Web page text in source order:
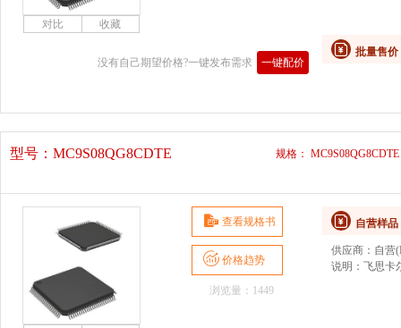
没有自己期望价格?一键发布需求 一键配价
批量售价
型号： MC9S08QG8CDTE 规格： MC9S08QG8CDTE
查看规格书
价格趋势
浏览量：1449
自营样品
供应商： 自营
说明： 飞思卡